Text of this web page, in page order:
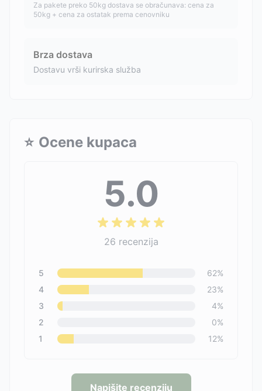
Za pakete preko 50kg dostava se obračunava: cena za
50kg + cena za ostatak prema cenovniku
Brza dostava
Dostavu vrši kurirska služba
⭐ Ocene kupaca
5.0
26 recenzija
5 62%
4
23%
3
4%
2
0%
1
12%
Napišite recenziju